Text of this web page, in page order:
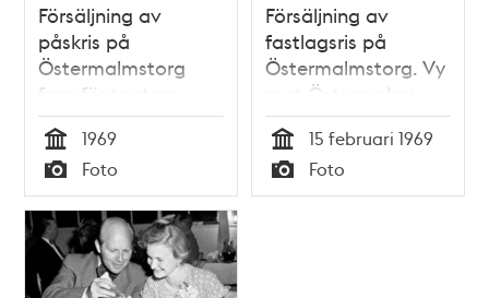
Försäljning av
påskris på
Östermalmstorg
framför teatern
Folkan. Reklamskylt
för Kar de Mumma-
revyn på fasaden.
Tid
1969
Typ
Foto
Försäljning av
fastlagsris på
Östermalmstorg. Vy
mot Östermalms
saluhall
Tid
15 februari 1969
Typ
Foto